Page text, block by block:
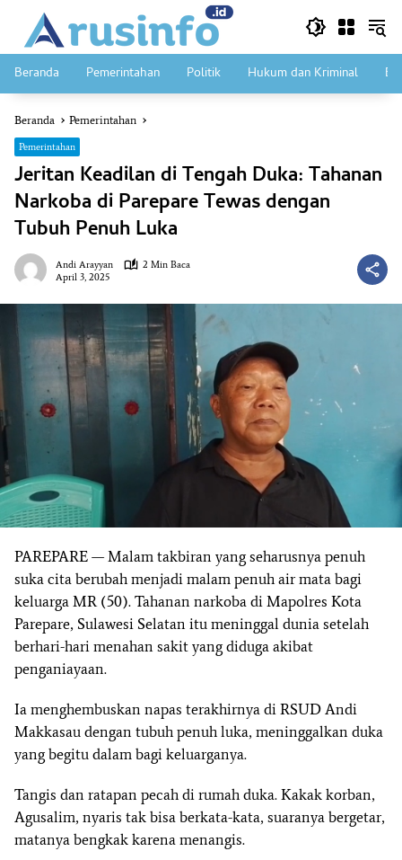
konten
Beranda Pemerintahan Politik Hukum dan Kriminal
Beranda Pemerintahan
Pemerintahan
Jeritan Keadilan di Tengah Duka: Tahanan
Narkoba di Parepare Tewas dengan
Tubuh Penuh Luka
Andi Arayyan
2 Min Baca
April 3, 2025
PAREPARE — Malam takbiran yang seharusnya penuh
suka cita berubah menjadi malam penuh air mata bagi
keluarga MR (50). Tahanan narkoba di Mapolres Kota
Parepare, Sulawesi Selatan itu meninggal dunia setelah
berhari-hari menahan sakit yang diduga akibat
penganiayaan.
Ia menghembuskan napas terakhirnya di RSUD Andi
Makkasau dengan tubuh penuh luka, meninggalkan duka
yang begitu dalam bagi keluarganya.
Tangis dan ratapan pecah di rumah duka. Kakak korban,
Agusalim, nyaris tak bisa berkata-kata, suaranya bergetar,
matanya bengkak karena menangis.